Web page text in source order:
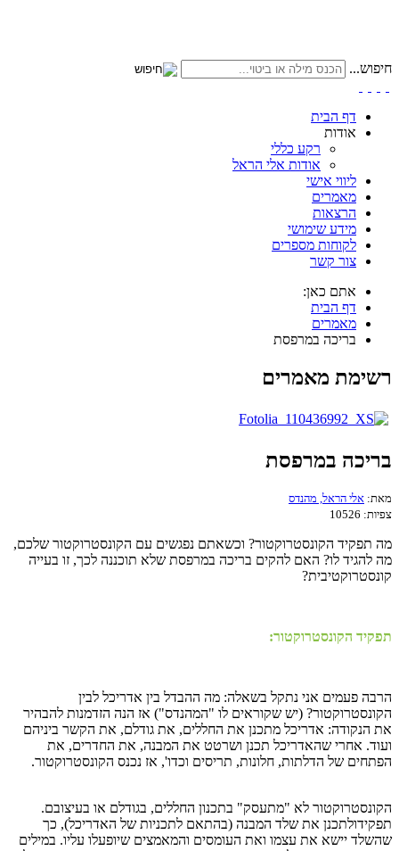
חיפוש...
דף הבית
אודות
רקע כללי
אודות אלי הראל
ליווי אישי
מאמרים
הרצאות
מידע שימושי
לקוחות מספרים
צור קשר
אתם כאן:
דף הבית
מאמרים
בריכה במרפסת
רשימת מאמרים
בריכה במרפסת
מאת: אלי הראל, מהנדס
צפיות: 10526
מה תפקיד הקונסטרוקטור? וכשאתם נפגשים עם הקונסטרוקטור שלכם,
מה להגיד לו? האם להקים בריכה במרפסת שלא תוכננה לכך, זו בעייה
קונסטרוקטיבית?
תפקיד הקונסטרוקטור:
הרבה פעמים אני נתקל בשאלה: מה ההבדל בין אדריכל לבין
הקונסטרוקטור? (יש שקוראים לו "המהנדס") אז הנה הזדמנות להבהיר
את הנקודה: אדריכל מתכנן את החללים, את גודלם, את הקשר ביניהם
ועוד. אחרי שהאדריכל תכנן ושרטט את המבנה, את החדרים, את
הפתחים של הדלתות, חלונות, תריסים וכדו', אז נכנס הקונסטרוקטור.
הקונסטרוקטור לא "מתעסק" בתכנון החללים, בגודלם או בעיצובם.
תפקידולתכנן את שלד המבנה (בהתאם לתכניות של האדריכל), כך
שהשלד יישא את עצמו ואת העומסים והמאמצים שיופעלו עליו. במילים